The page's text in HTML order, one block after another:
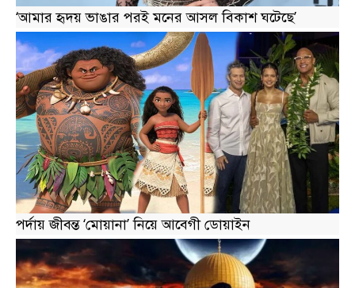
‘আমার হৃদয় ভাঙার পরই মনের আসল বিকাশ ঘটেছে’
পর্দায় জীবন্ত ‘মোয়ানা’ নিয়ে আবেগী ডোয়াইন